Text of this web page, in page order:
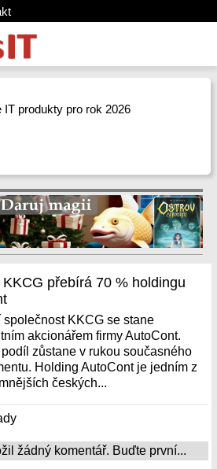
IT produkty pro rok 2026
KKCG přebírá 70 % holdingu
společnost KKCG se stane
akcionářem firmy AutoCont.
zůstane v rukou současného
Holding AutoCont je jedním z
českých...
žádný komentář. Buďte první...